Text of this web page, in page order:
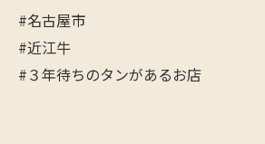
#名古屋市
#近江牛
#３年待ちのタンがあるお店